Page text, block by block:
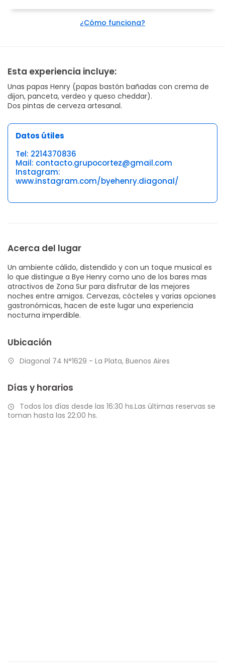
¿Cómo funciona?
Esta experiencia incluye:
Unas papas Henry (papas bastón bañadas con crema de
dijon, panceta, verdeo y queso cheddar).
Dos pintas de cerveza artesanal.
Datos útiles
Tel: 2214370836
Mail: contacto.grupocortez@gmail.com
Instagram:
www.instagram.com/byehenry.diagonal/
Acerca del lugar
Un ambiente cálido, distendido y con un toque musical es
lo que distingue a Bye Henry como uno de los bares mas
atractivos de Zona Sur para disfrutar de las mejores
noches entre amigos. Cervezas, cócteles y varias opciones
gastronómicas, hacen de este lugar una experiencia
nocturna imperdible.
Ubicación
Diagonal 74 N°1629 - La Plata, Buenos Aires
Días y horarios
Todos los días desde las 16:30 hs.Las últimas reservas se
toman hasta las 22:00 hs.